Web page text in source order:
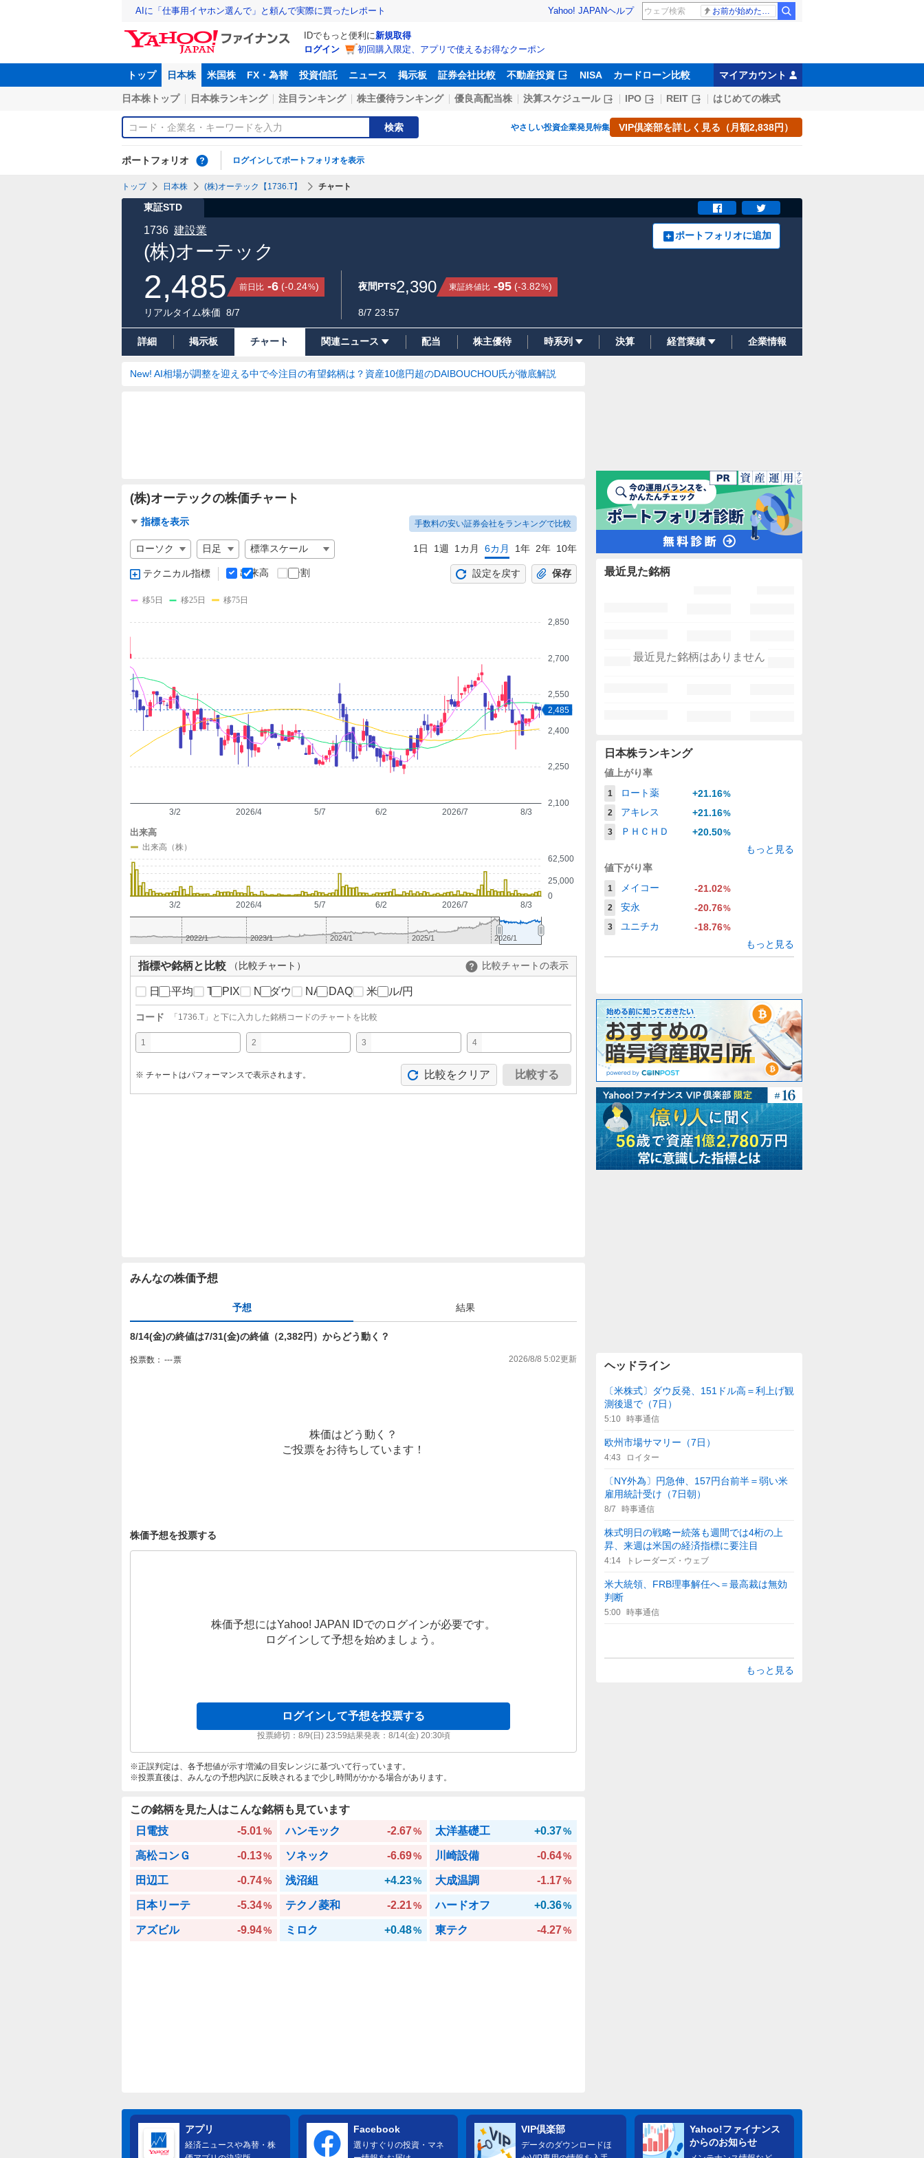
AIに「仕事用イヤホン選んで」と頼んで実際に買ったレポート Yahoo! JAPANヘルプ お前が始めた物語だろ
IDでもっと便利に新規取得
ログイン
初回購入限定、アプリで使えるお得なクーポン
トップ 日本株 米国株 FX・為替 投資信託 ニュース 掲示板 証券会社比較 不動産投資 NISA カードローン比較 マイアカウント
日本株トップ 日本株ランキング 注目ランキング 株主優待ランキング 優良高配当株 決算スケジュール IPO REIT はじめての株式
検索 やさしい投資企業発見特集 VIP倶楽部を詳しく見る（月額2,838円）
ポートフォリオ ログインしてポートフォリオを表示
トップ 日本株 (株)オーテック【1736.T】 チャート
東証STD
(株)オーテック
1736 建設業 ポートフォリオに追加
2,485 前日比 -6 (-0.24%)
リアルタイム株価 8/7
夜間PTS2,390 東証終値比 -95 (-3.82%)
8/7 23:57
詳細 掲示板 チャート 関連ニュース 配当 株主優待 時系列 決算 経営業績 企業情報
New! AI相場が調整を迎える中で今注目の有望銘柄は？資産10億円超のDAIBOUCHOU氏が徹底解説
(株)オーテックの株価チャート
チ
ャ
ー
ト
指
標
手数料の安い証券会社をランキングで比較
指標を表示
チ
ャ
ー
の
定
1日 1週 1カ月 6カ月 1年 2年 10年
テクニカル指標 出来高 分割 設定を戻す 保存
2,100
2,250
2,400
2,550
2,700
2,850
2026/4 2026/7
3/2 5/7 6/2 8/3
2,485
移5日 移25日 移75日
0
25,000
62,500
2026/4 2026/7
3/2 5/7 6/2 8/3
出来高
出来高（株）
2023/1 2025/1
2022/1 2024/1 2026/1
指標や銘柄と比較 （比較チャート） 比較チャートの表示
日経平均 TOPIX NYダウ NASDAQ 米ドル/円
コード 「 1736.T 」と下に入力した銘柄コードのチャートを比較
1 2 3 4
※ チャートはパフォーマンスで表示されます。 比較をクリア 比較する
みんなの株価予想
予想 結果
8/14(金)の終値は7/31(金)の終値（2,382円）からどう動く？
投票数： ---票 2026/8/8 5:02更新
株価はどう動く？
ご投票をお待ちしています！
株価予想を投票する
株価予想にはYahoo! JAPAN IDでのログインが必要です。
ログインして予想を始めましょう。
ログインして予想を投票する
投票締切： 8/9(日) 23:59結果発表： 8/14(金) 20:30頃
正誤判定は、各予想値が示す増減の目安レンジに基づいて行っています。
投票直後は、みんなの予想内訳に反映されるまで少し時間がかかる場合があります。
この銘柄を見た人はこんな銘柄も見ています
日電技
-5.01% ハンモック -2.67% 太洋基礎工 +0.37%
高松コンＧ -0.13% ソネック -6.69% 川崎設備 -0.64%
田辺工 -0.74% 浅沼組 +4.23% 大成温調 -1.17%
日本リーテ -5.34% テクノ菱和 -2.21% ハードオフ +0.36%
アズビル -9.94% ミロク +0.48% 東テク -4.27%
最近見た銘柄
最近見た銘柄はありません
日本株ランキング
値上がり率
1 ロート薬 +21.16%
2
アキレス +21.16%
3
ＰＨＣＨＤ +20.50%
もっと見る
値下がり率
1 メイコー -21.02%
2
安永 -20.76%
3
ユニチカ -18.76%
もっと見る
ヘッドライン
〔米株式〕ダウ反発、151ドル高＝利上げ観
測後退で（7日）
5:10 時事通信
欧州市場サマリー（7日）
4:43 ロイター
〔NY外為〕円急伸、157円台前半＝弱い米
雇用統計受け（7日朝）
8/7 時事通信
株式明日の戦略ー続落も週間では4桁の上
昇、来週は米国の経済指標に要注目
4:14 トレーダーズ・ウェブ
米大統領、FRB理事解任へ＝最高裁は無効
判断
5:00 時事通信
もっと見る
アプリ
経済ニュースや為替・株
Facebook
選りすぐりの投資・マネ
VIP倶楽部
データのダウンロードほ
Yahoo!ファイナンス
からのお知らせ